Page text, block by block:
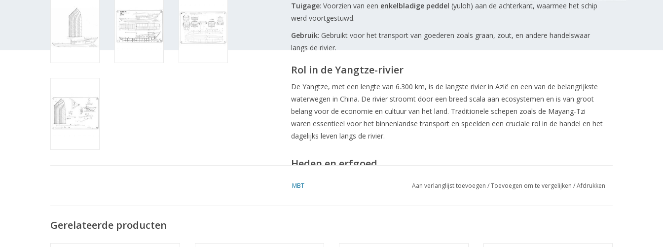
Tuigage: Voorzien van een enkelbladige peddel (yuloh) aan de achterkant, waarmee het schip
werd voortgestuwd.
Gebruik: Gebruikt voor het transport van goederen zoals graan, zout, en andere handelswaar
langs de rivier.
Rol in de Yangtze-rivier
De Yangtze, met een lengte van 6.300 km, is de langste rivier in Azië en een van de belangrijkste
waterwegen in China. De rivier stroomt door een breed scala aan ecosystemen en is van groot
belang voor de economie en cultuur van het land. Traditionele schepen zoals de Mayang-Tzi
waren essentieel voor het binnenlandse transport en speelden een cruciale rol in de handel en het
dagelijks leven langs de rivier.
Heden en erfgoed
gemotoriseerde schepen, blijven ze een belangrijk symbool van de rijke maritieme geschiedenis
MBT Aan verlanglijst toevoegen /Toevoegen om te vergelijken /Afdrukken
Gerelateerde producten